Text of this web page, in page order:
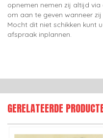
opnemen nemen zij altijd
om aan te geven wanneer
Mocht dit niet schikken kunt
afspraak inplannen.
GERELATEERDE